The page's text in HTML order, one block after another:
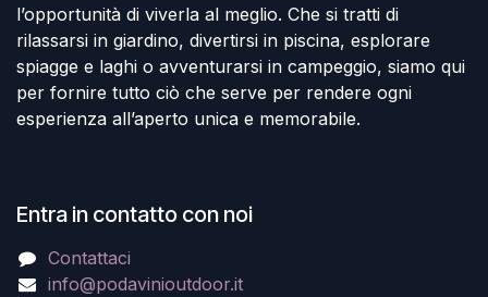
l’opportunità di viverla al meglio. Che si tratti di
rilassarsi in giardino, divertirsi in piscina, esplorare
spiagge e laghi o avventurarsi in campeggio, siamo qui
per fornire tutto ciò che serve per rendere ogni
esperienza all’aperto unica e memorabile.
Entra in contatto con noi
Contattaci
info@podavinioutdoor.it